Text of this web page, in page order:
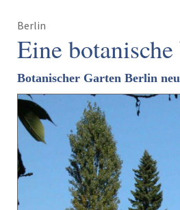
Berlin
Eine
Botanischer Garten Berlin